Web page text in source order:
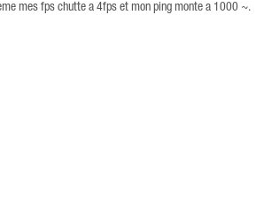
mes fps chutte a 4fps et mon ping monte a 1000 ~.